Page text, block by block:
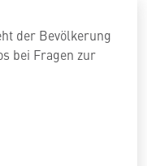
der Bevölkerung
bei Fragen zur